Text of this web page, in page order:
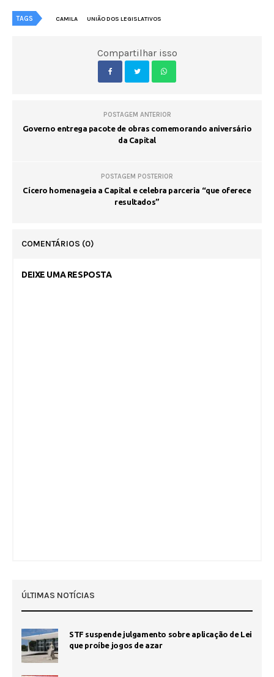
TAGS CAMILA UNIÃO DOS LEGISLATIVOS
Compartilhar isso
POSTAGEM ANTERIOR
Governo entrega pacote de obras comemorando aniversário
da Capital
POSTAGEM POSTERIOR
Cícero homenageia a Capital e celebra parceria “que oferece
resultados”
COMENTÁRIOS (0)
DEIXE UMA RESPOSTA
ÚLTIMAS NOTÍCIAS
STF suspende julgamento sobre aplicação de Lei
que proíbe jogos de azar